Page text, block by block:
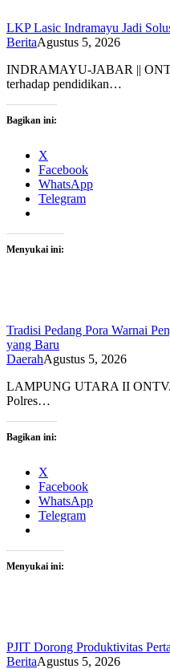
LKP Lasic Indramayu Jadi
BeritaAgustus 5, 2026
INDRAMAYU-JABAR ||
terhadap pendidikan…
Bagikan ini:
X
Facebook
WhatsApp
Telegram
Menyukai ini:
Tradisi Pedang Pora Warnai
yang Baru
DaerahAgustus 5, 2026
LAMPUNG UTARA II
Polres…
Bagikan ini:
X
Facebook
WhatsApp
Telegram
Menyukai ini:
PJIT Dorong Produktivitas
BeritaAgustus 5, 2026